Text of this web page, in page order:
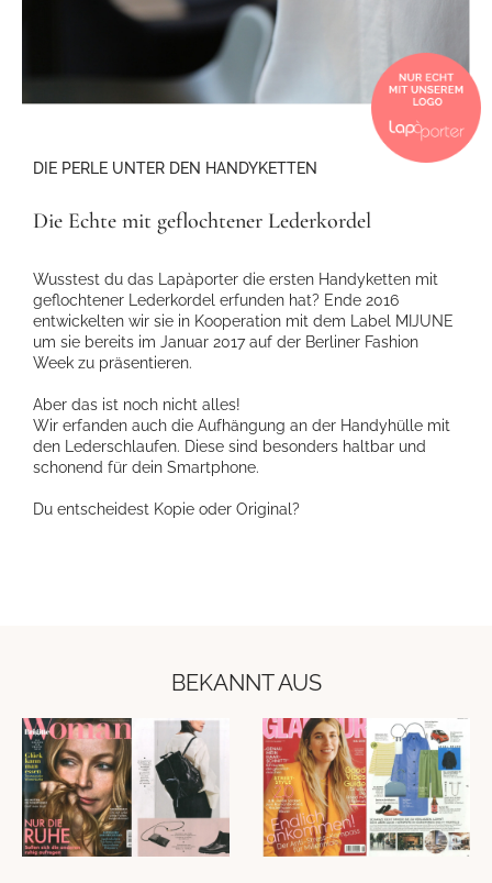
DIE PERLE UNTER DEN HANDYKETTEN
Die Echte mit geflochtener Lederkordel
Wusstest du das Lapàporter die ersten Handyketten mit
geflochtener Lederkordel erfunden hat? Ende 2016
entwickelten wir sie in Kooperation mit dem Label MIJUNE
um sie bereits im Januar 2017 auf der Berliner Fashion
Week zu präsentieren.
Aber das ist noch nicht alles!
Wir erfanden auch die Aufhängung an der Handyhülle mit
den Lederschlaufen. Diese sind besonders haltbar und
schonend für dein Smartphone.
Du entscheidest Kopie oder Original?
BEKANNT AUS